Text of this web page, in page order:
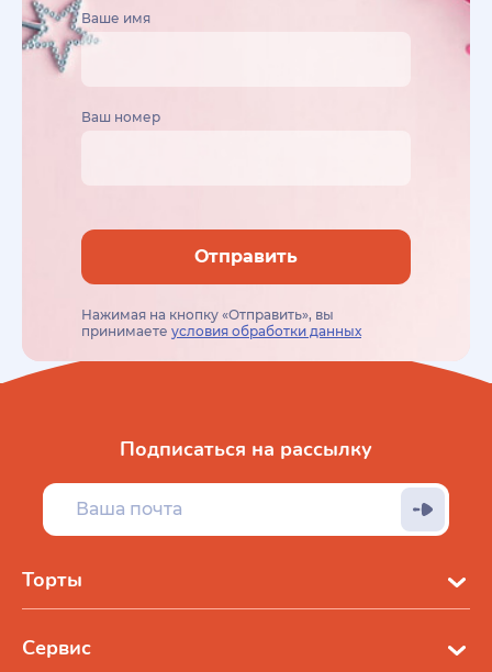
Ваше имя
Ваш номер
Отправить
Нажимая на кнопку «Отправить», вы
принимаете условия обработки данных
Торты
Сервис
Подписаться на рассылку